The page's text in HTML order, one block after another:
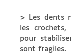
> Les dents
les
pour
sont fragiles.